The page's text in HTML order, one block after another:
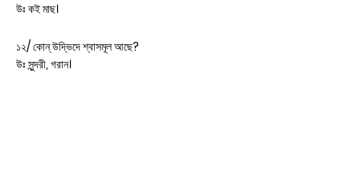
উঃ কই মাছ।
১২/ কোন্ উদ্ভিদে শ্বাসমূল আছে?
উঃ সুন্দরী, গরান।